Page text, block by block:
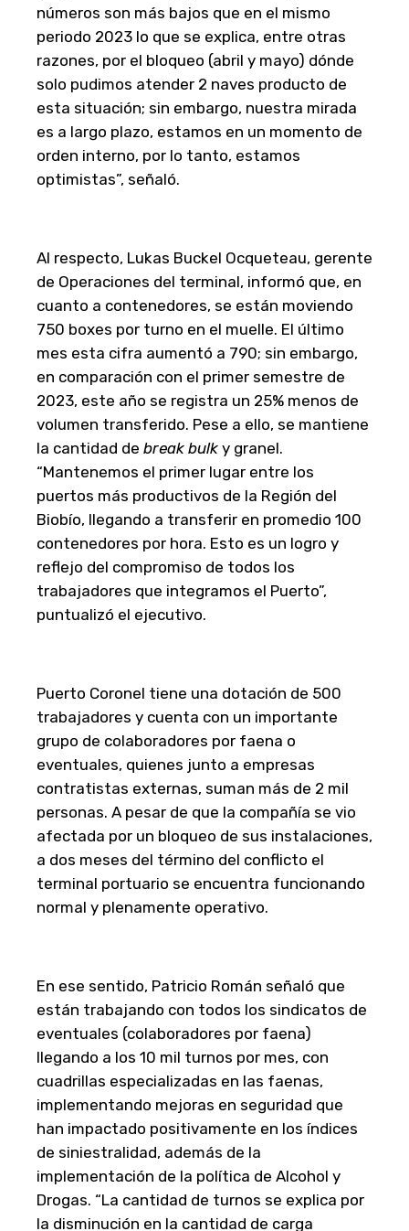
números son más bajos que en el mismo
periodo 2023 lo que se explica, entre otras
razones, por el bloqueo (abril y mayo) dónde
solo pudimos atender 2 naves producto de
esta situación; sin embargo, nuestra mirada
es a largo plazo, estamos en un momento de
orden interno, por lo tanto, estamos
optimistas”, señaló.
Al respecto, Lukas Buckel Ocqueteau, gerente
de Operaciones del terminal, informó que, en
cuanto a contenedores, se están moviendo
750 boxes por turno en el muelle. El último
mes esta cifra aumentó a 790; sin embargo,
en comparación con el primer semestre de
2023, este año se registra un 25% menos de
volumen transferido. Pese a ello, se mantiene
la cantidad de break bulk y granel.
“Mantenemos el primer lugar entre los
puertos más productivos de la Región del
Biobío, llegando a transferir en promedio 100
contenedores por hora. Esto es un logro y
reflejo del compromiso de todos los
trabajadores que integramos el Puerto”,
puntualizó el ejecutivo.
Puerto Coronel tiene una dotación de 500
trabajadores y cuenta con un importante
grupo de colaboradores por faena o
eventuales, quienes junto a empresas
contratistas externas, suman más de 2 mil
personas. A pesar de que la compañía se vio
afectada por un bloqueo de sus instalaciones,
a dos meses del término del conflicto el
terminal portuario se encuentra funcionando
normal y plenamente operativo.
En ese sentido, Patricio Román señaló que
están trabajando con todos los sindicatos de
eventuales (colaboradores por faena)
llegando a los 10 mil turnos por mes, con
cuadrillas especializadas en las faenas,
implementando mejoras en seguridad que
han impactado positivamente en los índices
de siniestralidad, además de la
implementación de la política de Alcohol y
Drogas. “La cantidad de turnos se explica por
la disminución en la cantidad de carga